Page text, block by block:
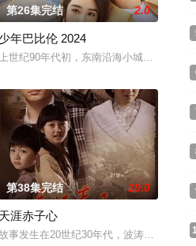
喜爱有一套自己的理解，拒绝狗血故事
第26集完结 2.0
少年巴比伦 2024
上世纪90年代初，东南沿海小城——福城
，
，他们热烈而莽撞，肆意的野蛮生长
男少女面对即将“成人”，从犹豫到坚定
第38集完结 10.0
天涯赤子心
事发生在20世纪30年代，波涛汹涌的动